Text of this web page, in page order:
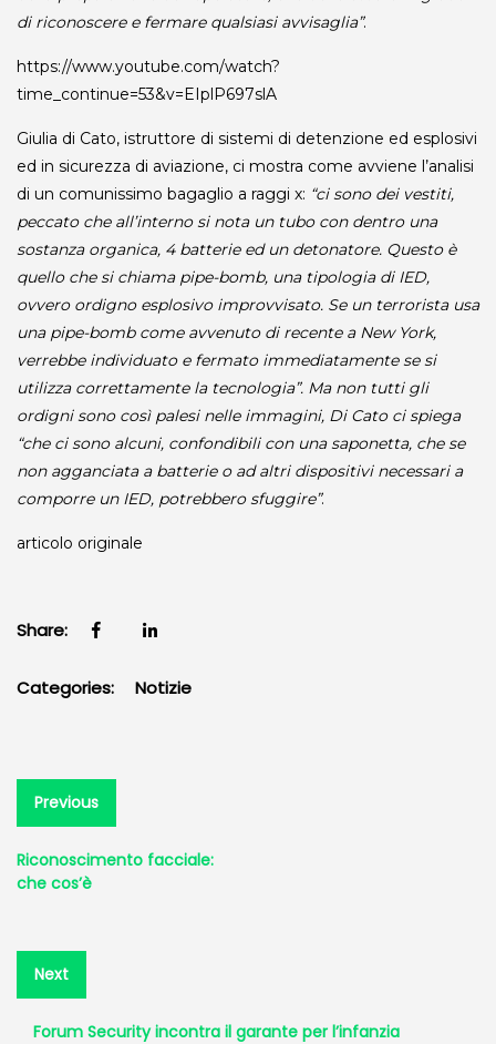
di riconoscere e fermare qualsiasi avvisaglia”.
https://www.youtube.com/watch?
time_continue=53&v=EIplP697slA
Giulia di Cato, istruttore di sistemi di detenzione ed esplosivi
ed in sicurezza di aviazione, ci mostra come avviene l’analisi
di un comunissimo bagaglio a raggi x: “ci sono dei vestiti,
peccato che all’interno si nota un tubo con dentro una
sostanza organica, 4 batterie ed un detonatore. Questo è
quello che si chiama pipe-bomb, una tipologia di IED,
ovvero ordigno esplosivo improvvisato. Se un terrorista usa
una pipe-bomb come avvenuto di recente a New York,
verrebbe individuato e fermato immediatamente se si
utilizza correttamente la tecnologia”. Ma non tutti gli
ordigni sono così palesi nelle immagini, Di Cato ci spiega
“che ci sono alcuni, confondibili con una saponetta, che se
non agganciata a batterie o ad altri dispositivi necessari a
comporre un IED, potrebbero sfuggire”.
articolo originale
Share:
Categories: Notizie
Navigazione
articoli
Previous
Previous
post:
Riconoscimento facciale:
che cos’è
Next
Next
post:
Forum Security incontra il garante per l’infanzia